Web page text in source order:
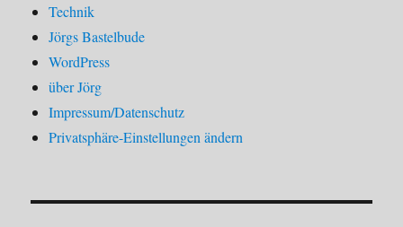
Technik
Jörgs Bastelbude
WordPress
über Jörg
Impressum/Datenschutz
Privatsphäre-Einstellungen ändern